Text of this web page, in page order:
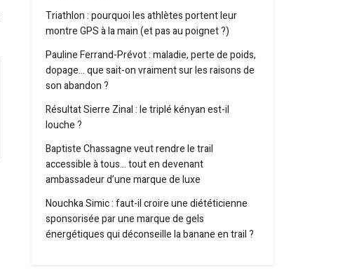
Triathlon : pourquoi les athlètes portent leur
montre GPS à la main (et pas au poignet ?)
Pauline Ferrand-Prévot : maladie, perte de poids,
dopage… que sait-on vraiment sur les raisons de
son abandon ?
Résultat Sierre Zinal : le triplé kényan est-il
louche ?
Baptiste Chassagne veut rendre le trail
accessible à tous… tout en devenant
ambassadeur d’une marque de luxe
Nouchka Simic : faut-il croire une diététicienne
sponsorisée par une marque de gels
énergétiques qui déconseille la banane en trail ?